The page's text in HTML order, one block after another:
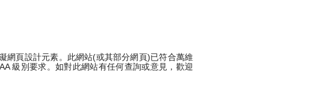
網頁設計元素。此網站(或其部分網頁)已符合萬維
級別要求。如對此網站有任何查詢或意見，歡迎